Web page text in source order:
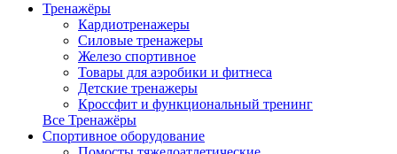
Тренажёры
Кардиотренажеры
Силовые тренажеры
Железо спортивное
Товары для аэробики и фитнеса
Детские тренажеры
Кроссфит и функциональный тренинг
Все Тренажёры
Спортивное оборудование